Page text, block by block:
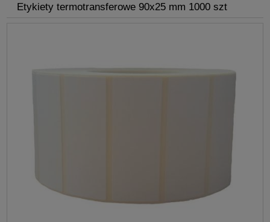
Etykiety termotransferowe 90x25 mm 1000 szt